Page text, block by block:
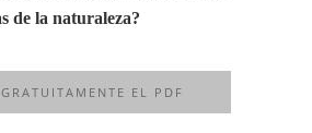
de la naturaleza?
EL PDF